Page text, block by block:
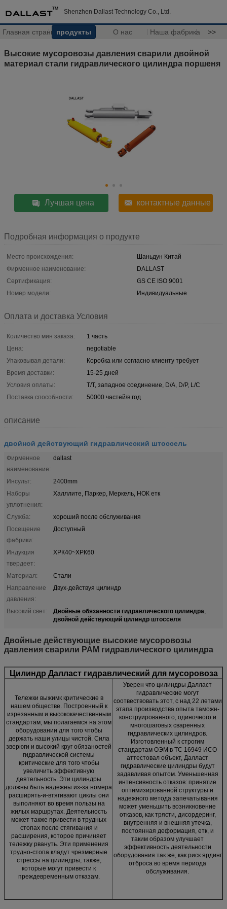
Shenzhen Dallast Technology Co., Ltd.
Главная страницапродукты О нас Наша фабрика >>
Высокие мусоровозы давления сварили двойной
материал стали гидравлического цилиндра поршеня
Лучшая цена контактные данные
Подробная информация о продукте
Место происхождения:
Шаньдун Китай
Фирменное наименование:
DALLAST
Сертификация:
GS CE ISO 9001
Номер модели:
Индивидуальные
Оплата и доставка Условия
Количество мин заказа:
1 часть
Цена:
negotiable
Упаковывая детали:
Коробка или согласно клиенту требует
Время доставки:
15-25 дней
Условия оплаты:
T/T, западное соединение, D/A, D/P, L/C
Поставка способности:
50000 частей/в год
описание
двойной действующий гидравлический штоссель
Фирменное
наименование:
dallast
Инсульт:
2400mm
Наборы
уплотнения:
Халллите, Паркер, Меркель, НОК етк
Служба:
хороший после обслуживания
Посещение
фабрики:
Доступный
Индукция
твердеет:
ХРК40~ХРК60
Материал:
Стали
Направление
давления:
Двух-действуя цилиндр
Высокий свет: Двойные обязанности гидравлического цилиндра,
двойной действующий цилиндр штосселя
Двойные действующие высокие мусоровозы
давления сварили РАМ гидравлического цилиндра
Цилиндр Далласт гидравлический для мусоровоза
Тележки выжимк критические в
нашем обществе. Построенный к
изрезанным и высококачественным
стандартам, мы полагаемся на этом
оборудовании для того чтобы
держать наши улицы чистой. Сила
зверюги и высокий круг обязаностей
гидравлической системы
критические для того чтобы
увеличить эффективную
деятельность. Эти цилиндры
должны быть надежны из-за номера
расширять-и-втягивают циклы они
выполняют во время пользы на
жилых маршрутах. Деятельность
может также привести в трудных
стопах после стягивания и
расширения, которое причиняет
тележку рвануть. Эти применения
трудно-стопа кладут чрезмерные
стрессы на цилиндры, также,
которые могут привести к
преждевременным отказам.
Уверен что цилиндры Далласт
гидравлические могут
соотвествовать этот, с над 22 летами
этапа производства опыта таможн-
конструированного, одиночного и
многошаговых сваренных
гидравлических цилиндров.
Изготовленный к строгим
стандартам ОЭМ в ТС 16949 ИСО
аттестовал объект, Далласт
гидравлические цилиндры будут
задавливая опытом. Уменьшенная
интенсивность отказов: принятие
оптимизированной структуры и
надежного метода запечатывания
может уменьшить возникновение
отказов, как трясти, дисордеринг,
внутренняя и внешняя утечка,
постоянная деформация, етк, и
таким образом улучшает
эффективность деятельности
оборудования так же, как риск ярдинг
отброса во время периода
обслуживания.